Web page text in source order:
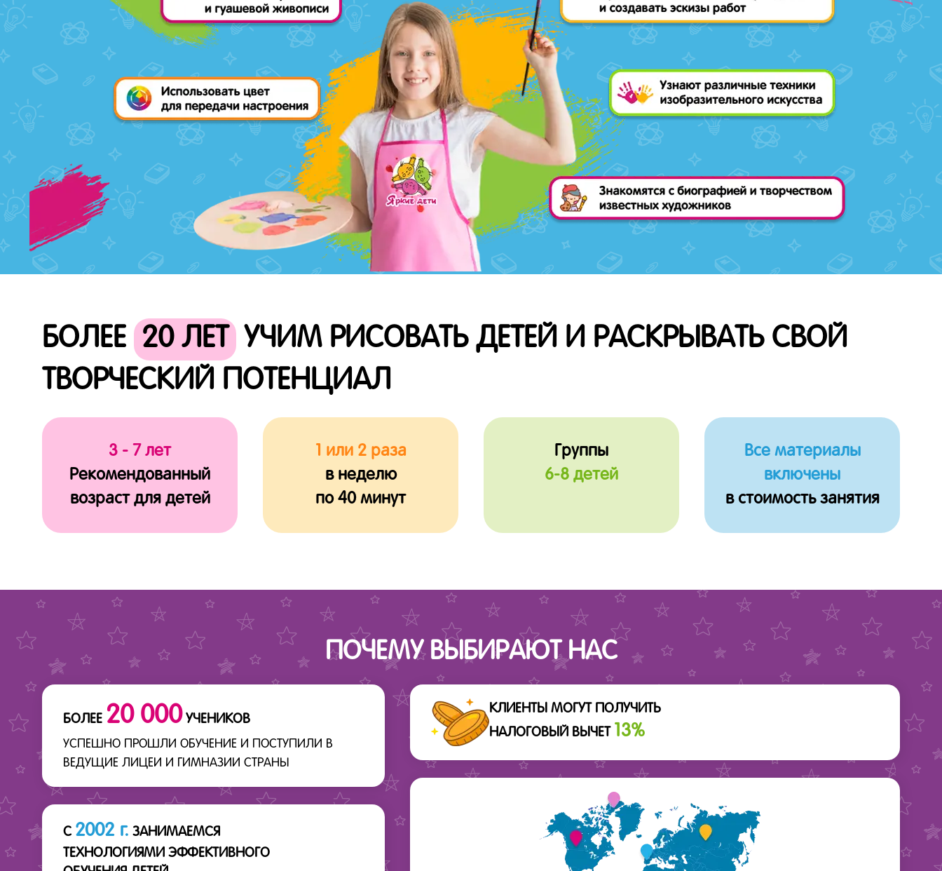
БОЛЕЕ 20 ЛЕТ УЧИМ РИСОВАТЬ ДЕТЕЙ И РАСКРЫВАТЬ СВОЙ
ТВОРЧЕСКИЙ ПОТЕНЦИАЛ
3 - 7 лет
Рекомендованный
возраст для детей
1 или 2 раза
в неделю
по 40 минут
Группы
6-8 детей
Все материалы
включены
в стоимость занятия
ПОЧЕМУ ВЫБИРАЮТ НАС
БОЛЕЕ 20 000УЧЕНИКОВ
УСПЕШНО ПРОШЛИ ОБУЧЕНИЕ И ПОСТУПИЛИ В
ВЕДУЩИЕ ЛИЦЕИ И ГИМНАЗИИ СТРАНЫ
С 2002 г. ЗАНИМАЕМСЯ
ТЕХНОЛОГИЯМИ ЭФФЕКТИВНОГО
КЛИЕНТЫ МОГУТ ПОЛУЧИТЬ
НАЛОГОВЫЙ ВЫЧЕТ
13%